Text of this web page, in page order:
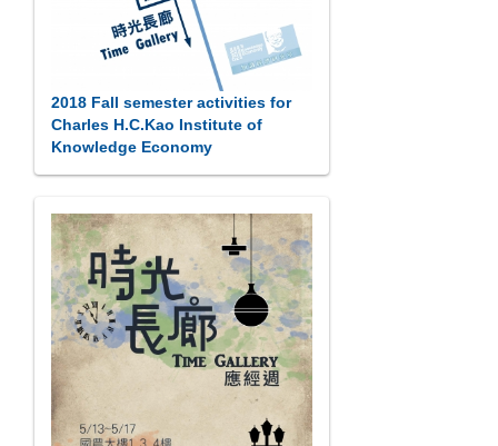
2018 Fall semester activities for
Charles H.C.Kao Institute of
Knowledge Economy